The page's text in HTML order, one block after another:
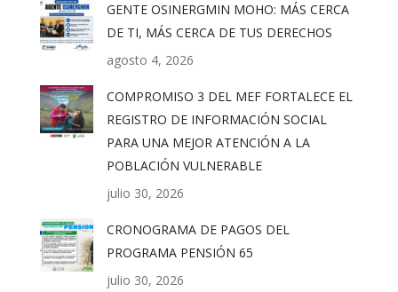
GENTE OSINERGMIN MOHO: MÁS CERCA
DE TI, MÁS CERCA DE TUS DERECHOS
agosto 4, 2026
COMPROMISO 3 DEL MEF FORTALECE EL
REGISTRO DE INFORMACIÓN SOCIAL
PARA UNA MEJOR ATENCIÓN A LA
POBLACIÓN VULNERABLE
julio 30, 2026
CRONOGRAMA DE PAGOS DEL
PROGRAMA PENSIÓN 65
julio 30, 2026